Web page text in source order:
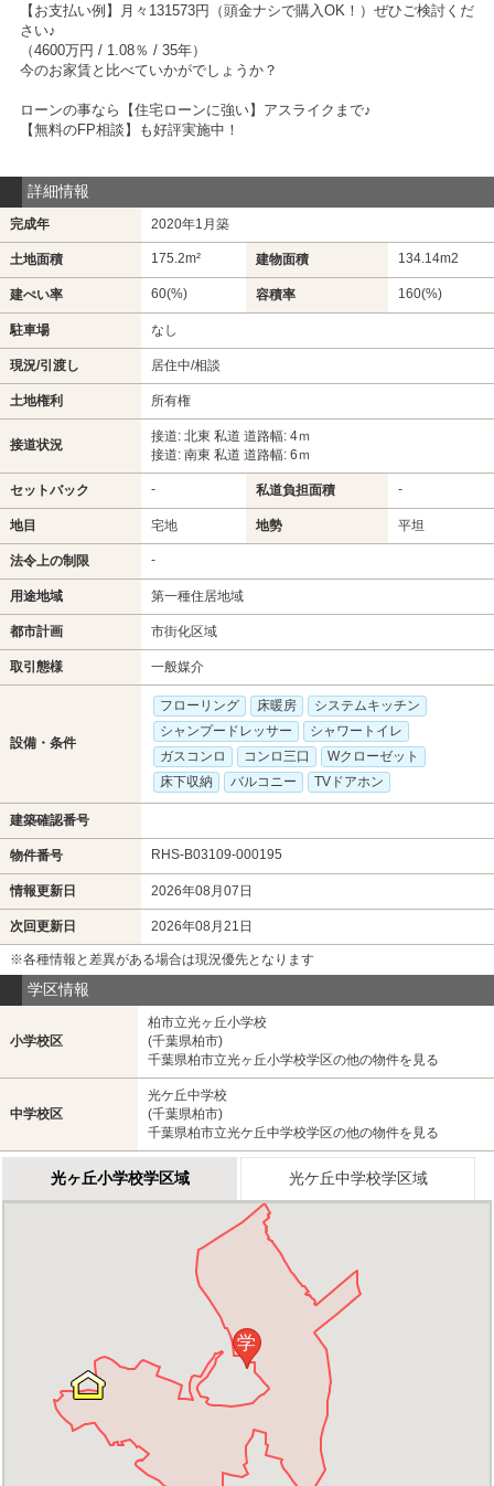
【お支払い例】月々131573円（頭金ナシで購入OK！）ぜひご検討くだ
さい♪
（4600万円 / 1.08％ / 35年）
今のお家賃と比べていかがでしょうか？
ローンの事なら【住宅ローンに強い】アスライクまで♪
【無料のFP相談】も好評実施中！
詳細情報
完成年 2020年1月築
土地面積 175.2m² 建物面積 134.14m2
建ぺい率 60(%) 容積率 160(%)
駐車場 なし
現況/引渡し 居住中/相談
土地権利 所有権
接道状況
接道: 北東 私道 道路幅: 4ｍ
接道: 南東 私道 道路幅: 6ｍ
セットバック - 私道負担面積 -
地目 宅地 地勢 平坦
法令上の制限 -
用途地域 第一種住居地域
都市計画 市街化区域
取引態様 一般媒介
設備・条件
フローリング 床暖房
システムキッチン
シャンプードレッサー
シャワートイレ
ガスコンロ
コンロ三口
Wクローゼット
床下収納
バルコニー TVドアホン
建築確認番号
物件番号 RHS-B03109-000195
情報更新日 2026年08月07日
次回更新日 2026年08月21日
※各種情報と差異がある場合は現況優先となります
学区情報
小学校区
柏市立光ヶ丘小学校
(千葉県柏市)
千葉県柏市立光ヶ丘小学校学区の他の物件を見る
中学校区
光ケ丘中学校
(千葉県柏市)
千葉県柏市立光ケ丘中学校学区の他の物件を見る
光ヶ丘小学校学区域 光ケ丘中学校学区域
学